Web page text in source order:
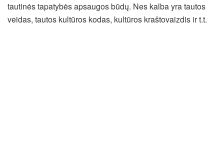
tautinės tapatybės apsaugos būdų. Nes kalba yra tautos
veidas, tautos kultūros kodas, kultūros kraštovaizdis ir t.t.